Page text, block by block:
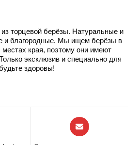
торцевой берёзы. Натуральные и
и благородные. Мы ищем берёзы в
края, поэтому они имеют
эксклюзив и специально для
здоровы!
Открывается
в